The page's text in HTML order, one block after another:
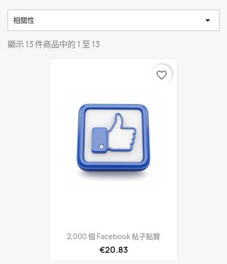
相關性 
顯示 13 件商品中的 1 至 13
2,000 個 Facebook 帖子點贊
€20.83
favorite_border